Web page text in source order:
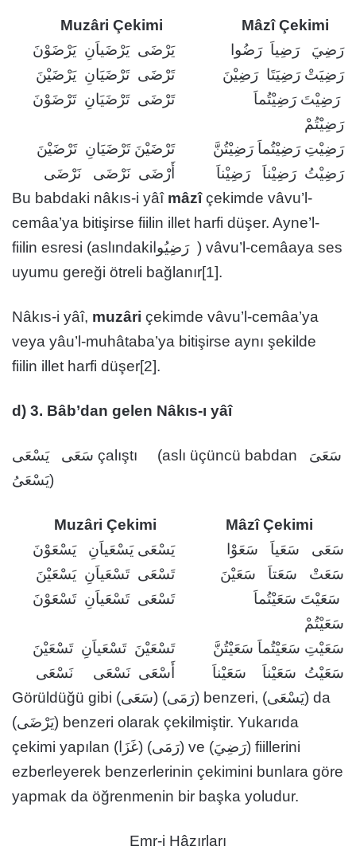
Muzâri Çekimi
Mâzî Çekimi
يَرْضَى يَرْضَياَنِ يَرْضَوْنَ
رَضِيَ رَضِياَ رَضُوا
تَرْضَى تَرْضَيَانِ يَرْضَيْنَ
رَضِيَتْ رَضِيَتَا رَضِيْنَ
تَرْضَى تَرْضَيَانِ تَرْضَوْنَ
رَضِيْتَ رَضِيْتُماَ
رَضِيْتُمْ
تَرْضَيْنَ تَرْضَيَانِ تَرْضَيْنَ
رَضِيْتِ رَضِيْتُماَ رَضِيْتُنَّ
أَرْضَى نَرْضَى نَرْضَى
رَضِيْتُ رَضِيْناَ رَضِيْناَ
Bu babdaki nâkıs-i yâî mâzîçekimde vâvu’l-
cemâa’ya bitişirse fiilin illet harfi düşer. Ayne’l-
fiilin esresi (aslındakiرَضِيُوا ) vâvu’l-cemâaya ses
uyumu gereği ötreli bağlanır[1].
Nâkıs-i yâî, muzâri çekimde vâvu’l-cemâa’ya
veya yâu’l-muhâtaba’ya bitişirse aynı şekilde
fiilin illet harfi düşer[2].
d) 3. Bâb’dan gelen Nâkıs-ı yâî
سَعَى يَسْعَى çalıştı (aslı üçüncü babdan سَعَىَ
يَسْعَىُ)
Muzâri Çekimi
Mâzî Çekimi
يَسْعَى يَسْعَياَنِ يَسْعَوْنَ
سَعَى سَعَياَ سَعَوْا
تَسْعَى تَسْعَياَنِ يَسْعَيْنَ
سَعَتْ سَعَتاَ سَعَيْنَ
تَسْعَى تَسْعَياَنِ تَسْعَوْنَ
سَعَيْتَ سَعَيْتُماَ
سَعَيْتُمْ
تَسْعَيْنَ تَسْعَياَنِ تَسْعَيْنَ
سَعَيْتِ سَعَيْتُماَ سَعَيْتُنَّ
أَسْعَى نَسْعَى نَسْعَى
سَعَيْتُ سَعَيْناَ سَعَيْناَ
Görüldüğü gibi (سَعَى) (رَمَى) benzeri, (يَسْعَى) da
(يَرْضَى) benzeri olarak çekilmiştir. Yukarıda
çekimi yapılan (غَزَا) (رَمَى) ve (رَضِيَ) fiillerini
ezberleyerek benzerlerinin çekimini bunlara göre
yapmak da öğrenmenin bir başka yoludur.
Emr-i Hâzırları